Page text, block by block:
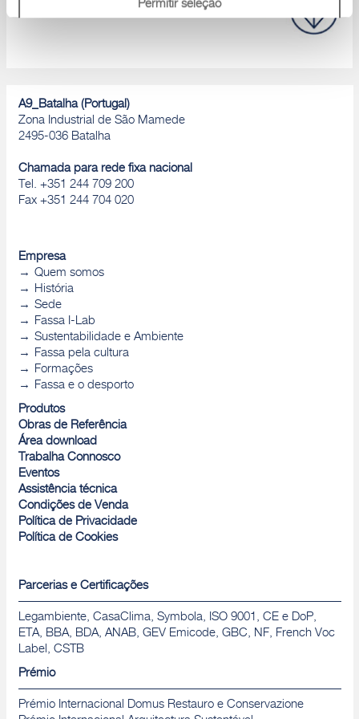
Permitir seleção
A9_Batalha (Portugal)
Zona Industrial de São Mamede
2495-036 Batalha
Chamada para rede fixa nacional
Tel. +351 244 709 200
Fax +351 244 704 020
Empresa
Quem somos
História
Sede
Fassa I-Lab
Sustentabilidade e Ambiente
Fassa pela cultura
Formações
Fassa e o desporto
Produtos
Obras de Referência
Área download
Trabalha Connosco
Eventos
Assistência técnica
Condições de Venda
Política de Privacidade
Política de Cookies
Parcerias e Certificações
Legambiente, CasaClima, Symbola, ISO 9001, CE e DoP,
ETA, BBA, BDA, ANAB, GEV Emicode, GBC, NF, French Voc
Label, CSTB
Prémio
Prémio Internacional Domus Restauro e Conservazione